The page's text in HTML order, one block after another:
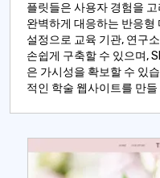
플릿들은 사용자 경험을
완벽하게 대응하는 반응
설정으로 교육 기관, 연구
손쉽게 구축할 수 있으며,
은 가시성을 확보할 수 있
적인 학술 웹사이트를 만